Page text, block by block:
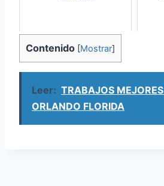
Contenido [Mostrar]
Leer: TRABAJOS
ORLANDO FLORIDA